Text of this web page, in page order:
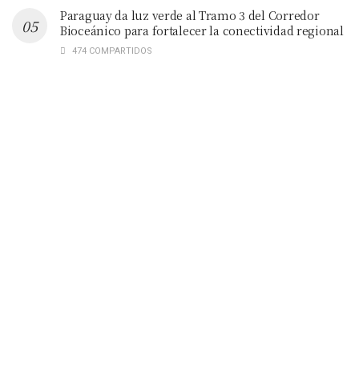
Paraguay da luz verde al Tramo 3 del Corredor
Bioceánico para fortalecer la conectividad regional
474 COMPARTIDOS